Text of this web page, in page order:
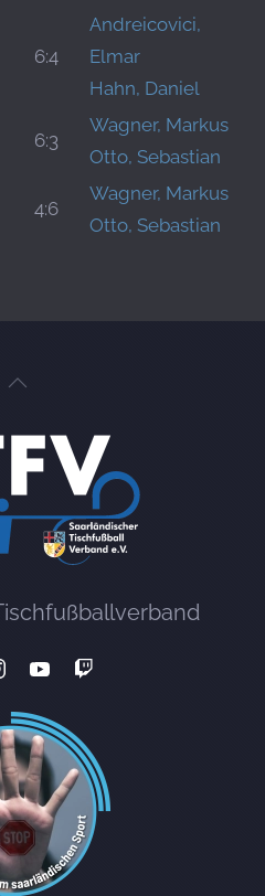
6:4
Andreicovici,
Elmar
Hahn, Daniel
6:3
Wagner, Markus
Otto, Sebastian
4:6
Wagner, Markus
Otto, Sebastian